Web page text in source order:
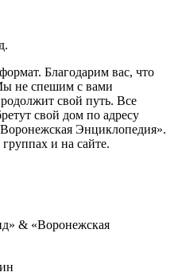
Благодарим вас, что
не спешим с вами
свой путь. Все
свой дом по адресу
Энциклопедия».
и на сайте.
& «Воронежская